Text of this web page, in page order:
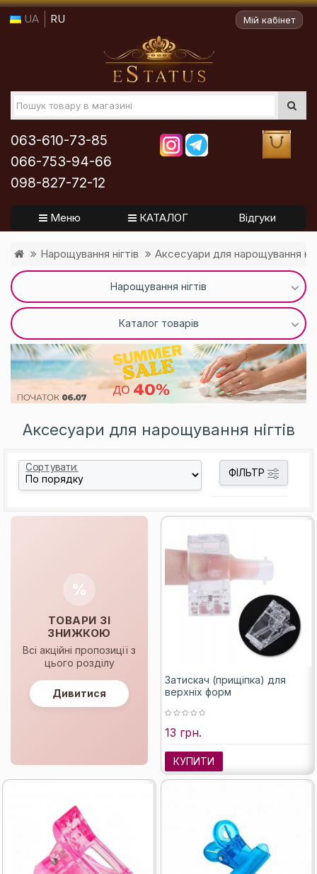
UA RU Мій кабінет
063-610-73-85
066-753-94-66
098-827-72-12
Меню КАТАЛОГ Відгуки
Нарощування нігтів Аксесуари для нарощування
Нарощування нігтів
Каталог товарів
Аксесуари для нарощування нігтів
Сортувати: ФІЛЬТР
%
ТОВАРИ ЗІ
ЗНИЖКОЮ
Всі акційні пропозиції з
цього розділу
Дивитися
Затискач (прищіпка) для
верхніх форм
13 грн.
КУПИТИ